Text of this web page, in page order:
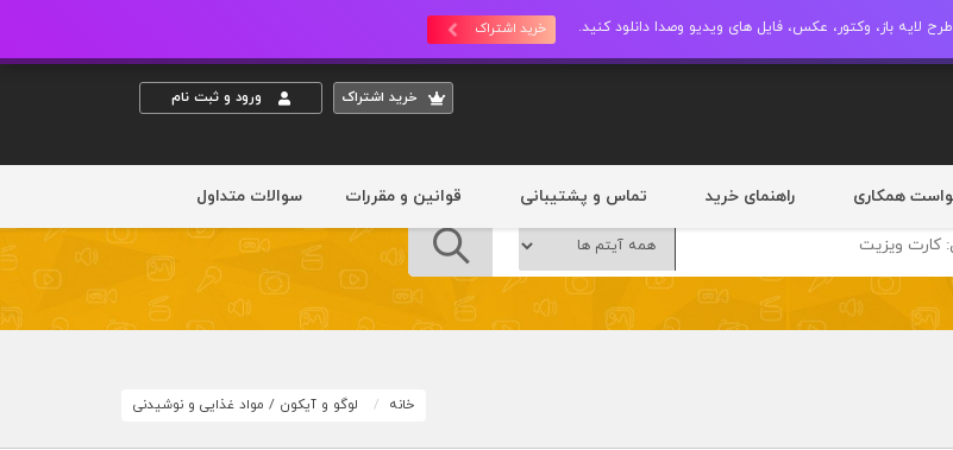
خرید اشتراک
خريد اشتراک ورود و ثبت نام
همکاری راهنمای خرید تماس و پشتیبانی قوانین و مقررات سوالات متداول
خانه لوگو و آیکون / مواد غذایی و نوشیدنی